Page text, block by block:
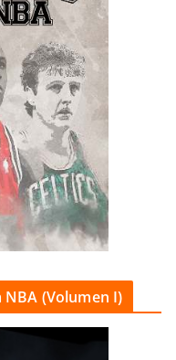
(Volumen I)